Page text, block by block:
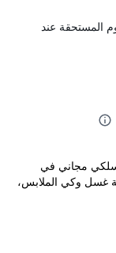
المستحقة عند
مجاني في
غسل وكي الملابس،